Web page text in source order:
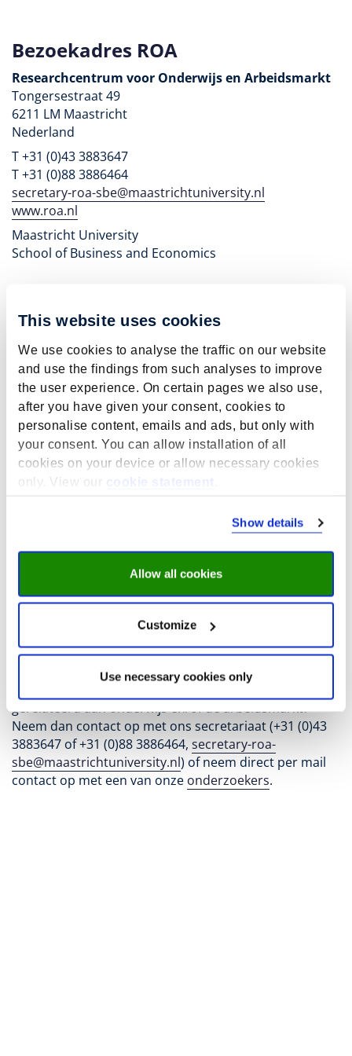
This website uses cookies
We use cookies to analyse the traffic on our website
and use the findings from such analyses to improve
the user experience. On certain pages we also use,
after you have given your consent, cookies to
personalise content, emails and ads, but only with
your consent. You can allow installation of all
cookies on your device or allow necessary cookies
only. View our
cookie statement
Show details
Allow all cookies
Customize
Use necessary cookies only
Bezoekadres ROA
Researchcentrum voor Onderwijs en Arbeidsmarkt
Tongersestraat 49
6211 LM Maastricht
Nederland
T +31 (0)43 3883647
T +31 (0)88 3886464
secretary-roa-sbe@maastrichtuniversity.nl
www.roa.nl
Maastricht University
School of Business and Economics
Postadres ROA
Researchcentrum voor Onderwijs en Arbeidsmarkt
Postbus 616
6200 MD Maastricht
Nederland
T +31 (0)43 3883647
T +31 (0)88 3886464
secretary-roa-sbe@maastrichtuniversity.nl
www.roa.nl
Pers en media
Al onze rapporten zijn te vinden op onze ‘
pagina. Nieuws en persberichten zijn te vinden onder
’. Heeft u vragen over ons onderzoek of wilt u
gerelateerd aan onderwijs en/of de arbeidsmarkt?
Neem dan contact op met ons secretariaat (+31 (0)43
3883647 of +31 (0)88 3886464, secretary-roa-
sbe@maastrichtuniversity.nl) of neem direct per mail
contact op met een van onze onderzoekers.